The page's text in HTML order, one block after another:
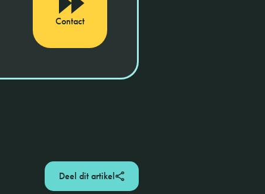
Contact
Deel dit artikel